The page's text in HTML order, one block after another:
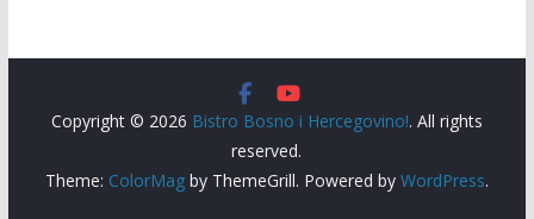
Copyright © 2026 Bistro Bosno i Hercegovino!. All rights
reserved.
Theme: ColorMagby ThemeGrill. Powered by WordPress.